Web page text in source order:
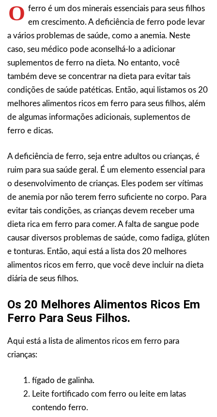
O ferro é um dos minerais essenciais para seus filhos
em crescimento. A deficiência de ferro pode levar
a vários problemas de saúde, como a anemia. Neste
caso, seu médico pode aconselhá-lo a adicionar
suplementos de ferro na dieta. No entanto, você
também deve se concentrar na dieta para evitar tais
condições de saúde patéticas. Então, aqui listamos os 20
melhores alimentos ricos em ferro para seus filhos, além
de algumas informações adicionais, suplementos de
ferro e dicas.
A deficiência de ferro, seja entre adultos ou crianças, é
ruim para sua saúde geral. É um elemento essencial para
o desenvolvimento de crianças. Eles podem ser vítimas
de anemia por não terem ferro suficiente no corpo. Para
evitar tais condições, as crianças devem receber uma
dieta rica em ferro para comer. A falta de sangue pode
causar diversos problemas de saúde, como fadiga, glúten
e tonturas. Então, aqui está a lista dos 20 melhores
alimentos ricos em ferro, que você deve incluir na dieta
diária de seus filhos.
Os 20 Melhores Alimentos Ricos Em
Ferro Para Seus Filhos.
Aqui está a lista de alimentos ricos em ferro para
crianças:
fígado de galinha.
Leite fortificado com ferro ou leite em latas
contendo ferro.